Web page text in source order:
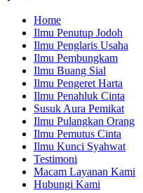
Home
Ilmu Penutup Jodoh
Ilmu Penglaris Usaha
Ilmu Pembungkam
Ilmu Buang Sial
Ilmu Pengeret Harta
Ilmu Penahluk Cinta
Susuk Aura Pemikat
Ilmu Pulangkan Orang
Ilmu Pemutus Cinta
Ilmu Kunci Syahwat
Testimoni
Macam Layanan Kami
Hubungi Kami